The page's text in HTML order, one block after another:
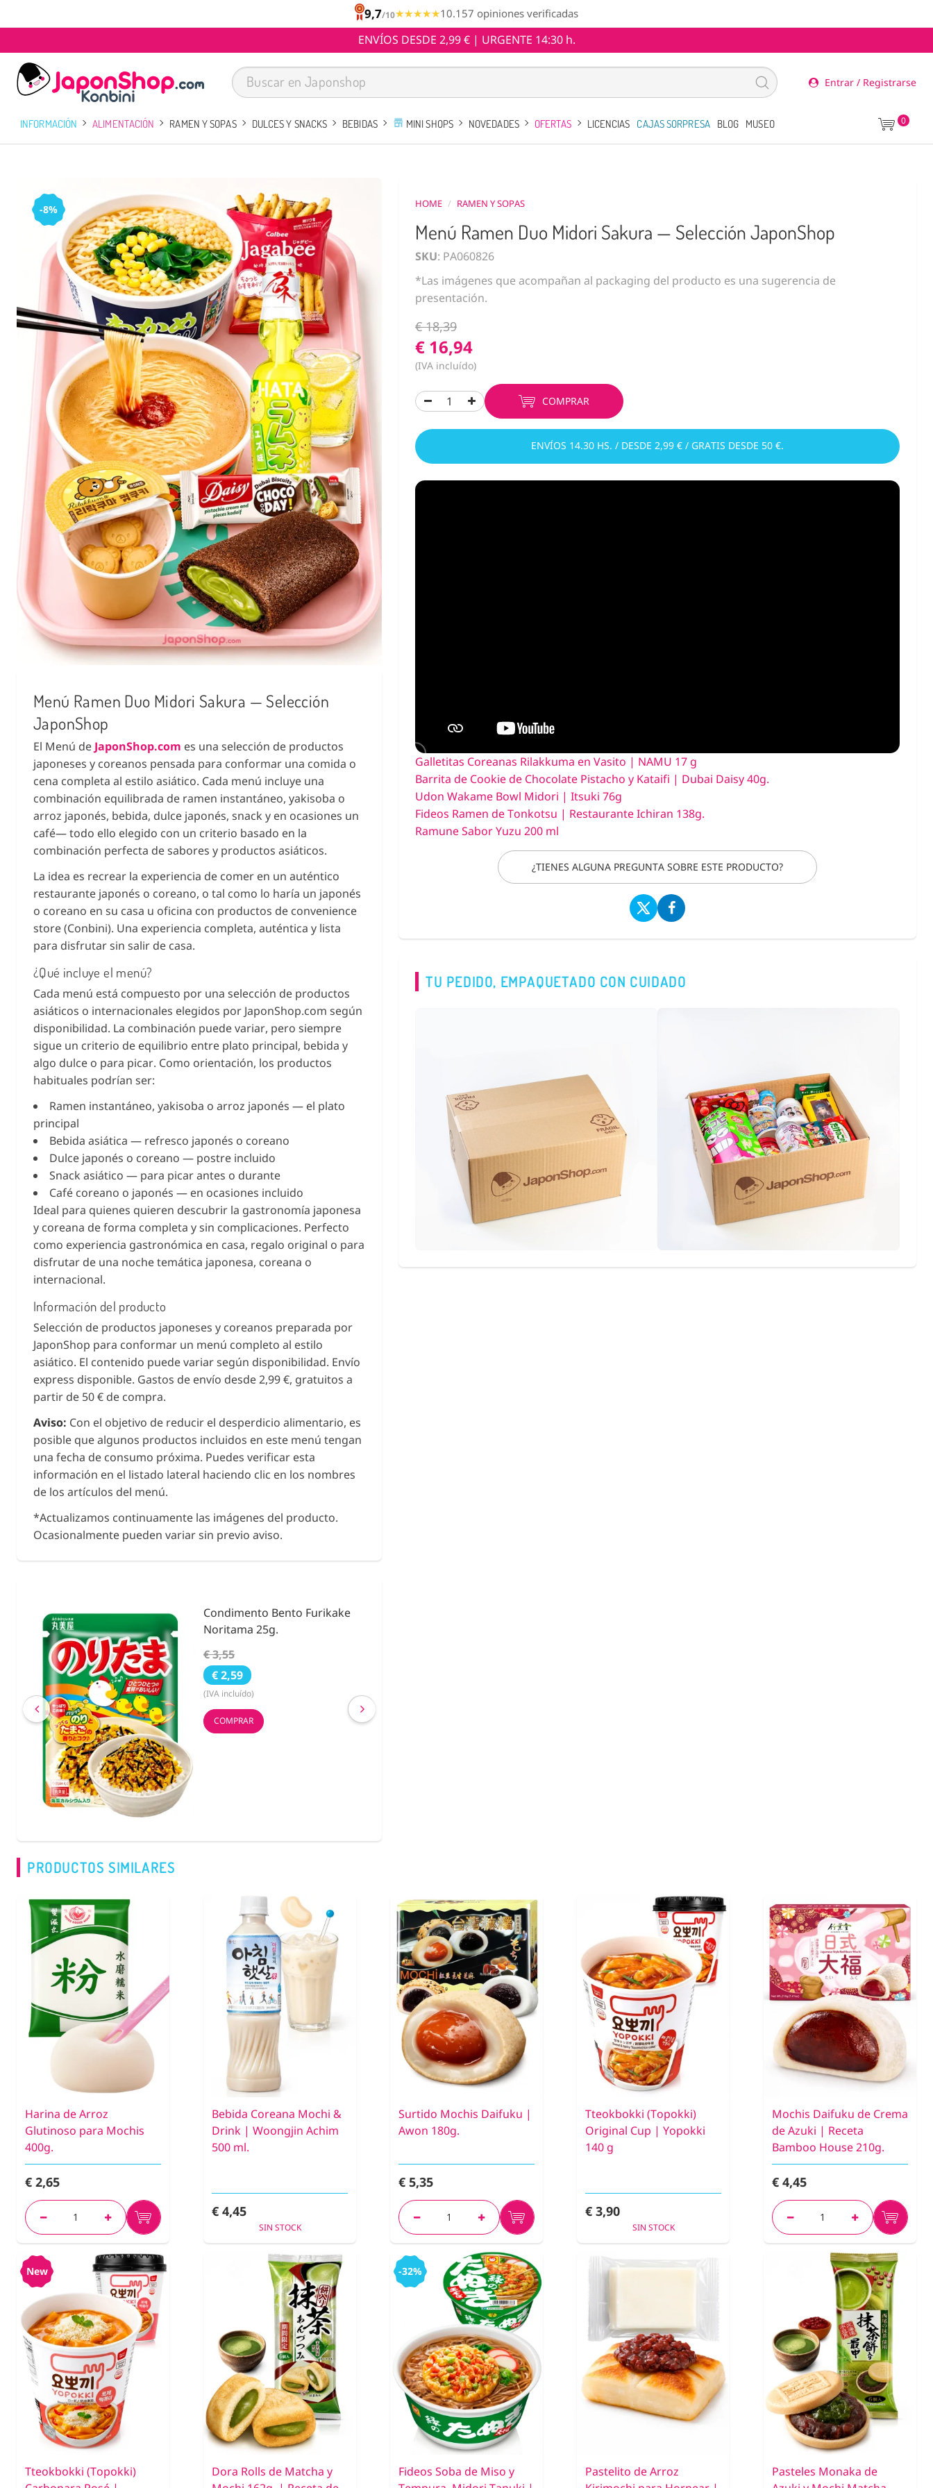
9,7/10★★★★★
★★★★★10.157 opiniones verificadas
ENVÍOS DESDE 2,99 € | URGENTE 14:30 h.
Entrar / Registrarse
INFORMACIÓN ALIMENTACIÓN RAMEN Y SOPAS DULCES Y SNACKS BEBIDAS MINI SHOPS NOVEDADES OFERTAS LICENCIAS CAJAS SORPRESA BLOG MUSEO 0
-8%
Menú Ramen Duo Midori Sakura — Selección
JaponShop
El Menú de JaponShop.com es una selección de productos
japoneses y coreanos pensada para conformar una comida o
cena completa al estilo asiático. Cada menú incluye una
combinación equilibrada de ramen instantáneo, yakisoba o
arroz japonés, bebida, dulce japonés, snack y en ocasiones un
café— todo ello elegido con un criterio basado en la
combinación perfecta de sabores y productos asiáticos.
La idea es recrear la experiencia de comer en un auténtico
restaurante japonés o coreano, o tal como lo haría un japonés
o coreano en su casa u oficina con productos de convenience
store (Conbini). Una experiencia completa, auténtica y lista
para disfrutar sin salir de casa.
¿Qué incluye el menú?
Cada menú está compuesto por una selección de productos
asiáticos o internacionales elegidos por JaponShop.com según
disponibilidad. La combinación puede variar, pero siempre
sigue un criterio de equilibrio entre plato principal, bebida y
algo dulce o para picar. Como orientación, los productos
habituales podrían ser:
Ramen instantáneo, yakisoba o arroz japonés — el plato
principal
Bebida asiática — refresco japonés o coreano
Dulce japonés o coreano — postre incluido
Snack asiático — para picar antes o durante
Café coreano o japonés — en ocasiones incluido
Ideal para quienes quieren descubrir la gastronomía japonesa
y coreana de forma completa y sin complicaciones. Perfecto
como experiencia gastronómica en casa, regalo original o para
disfrutar de una noche temática japonesa, coreana o
internacional.
Información del producto
Selección de productos japoneses y coreanos preparada por
JaponShop para conformar un menú completo al estilo
asiático. El contenido puede variar según disponibilidad. Envío
express disponible. Gastos de envío desde 2,99 €, gratuitos a
partir de 50 € de compra.
Aviso: Con el objetivo de reducir el desperdicio alimentario, es
posible que algunos productos incluidos en este menú tengan
una fecha de consumo próxima. Puedes verificar esta
información en el listado lateral haciendo clic en los nombres
de los artículos del menú.
*Actualizamos continuamente las imágenes del producto.
Ocasionalmente pueden variar sin previo aviso.
Condimento Bento Furikake
Noritama 25g.
€ 3,55
€ 2,59
(IVA incluído)
COMPRAR
HOME / RAMEN Y SOPAS
Menú Ramen Duo Midori Sakura — Selección JaponShop
SKU: PA060826
*Las imágenes que acompañan al packaging del producto es una sugerencia de
presentación.
€ 18,39
€ 16,94
(IVA incluído)
COMPRAR
ENVÍOS 14.30 HS. / DESDE 2,99 € / GRATIS DESDE 50 €.
Galletitas Coreanas Rilakkuma en Vasito | NAMU 17 g
Barrita de Cookie de Chocolate Pistacho y Kataifi | Dubai Daisy 40g.
Udon Wakame Bowl Midori | Itsuki 76g
Fideos Ramen de Tonkotsu | Restaurante Ichiran 138g.
Ramune Sabor Yuzu 200 ml
¿TIENES ALGUNA PREGUNTA SOBRE ESTE PRODUCTO?
TU PEDIDO, EMPAQUETADO CON CUIDADO
PRODUCTOS SIMILARES
Harina de Arroz
Glutinoso para Mochis
400g.
€ 2,65
Bebida Coreana Mochi &
Drink | Woongjin Achim
500 ml.
€ 4,45
SIN STOCK
Surtido Mochis Daifuku |
Awon 180g.
€ 5,35
Tteokbokki (Topokki)
Original Cup | Yopokki
140 g
€ 3,90
SIN STOCK
Mochis Daifuku de Crema
de Azuki | Receta
Bamboo House 210g.
€ 4,45
New
Tteokbokki (Topokki)
Dora Rolls de Matcha y
-32%
Fideos Soba de Miso y
Pastelito de Arroz
Pasteles Monaka de